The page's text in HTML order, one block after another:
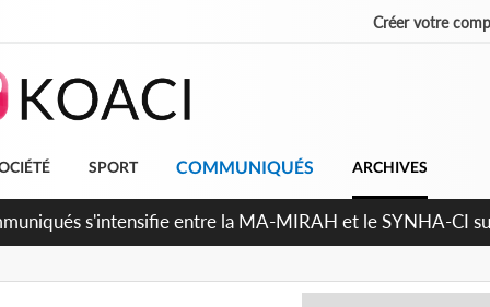
Créer votre
SPORT COMMUNIQUÉS ARCHIVES
plaide pour un environnement démocratique plus apaisé